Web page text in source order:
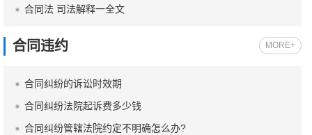
合同法 司法解释一全文
合同违约 MORE+
合同纠纷的诉讼时效期
合同纠纷法院起诉费多少钱
合同纠纷管辖法院约定不明确怎么办?